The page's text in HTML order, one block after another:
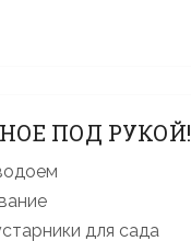
ПОД РУКОЙ!
для сада